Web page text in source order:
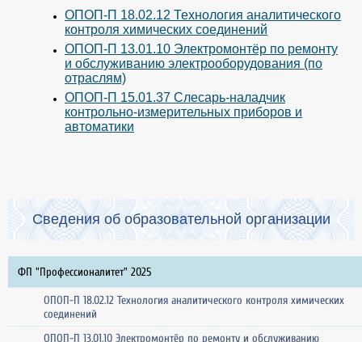
ОПОП-П 18.02.12 Технология аналитического
контроля химических соединений
ОПОП-П 13.01.10 Электромонтёр по ремонту
и обслуживанию электрооборудования (по
отраслям)
ОПОП-П 15.01.37 Слесарь-наладчик
контрольно-измерительных приборов и
автоматики
Сведения об образовательной организации
ФП "Профессионалитет" 2025
ОПОП-П 18.02.12 Технология аналитического контроля химических
соединений
ОПОП-П 13.01.10 Электромонтёр по ремонту и обслуживанию